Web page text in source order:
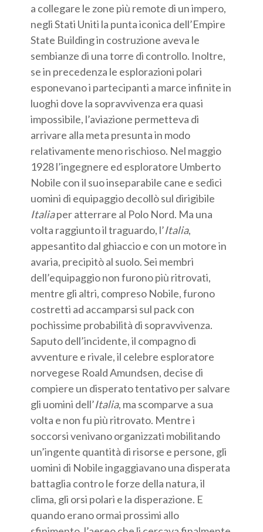
a collegare le zone più remote di un impero,
negli Stati Uniti la punta iconica dell’Empire
State Building in costruzione aveva le
sembianze di una torre di controllo. Inoltre,
se in precedenza le esplorazioni polari
esponevano i partecipanti a marce infinite in
luoghi dove la sopravvivenza era quasi
impossibile, l’aviazione permetteva di
arrivare alla meta presunta in modo
relativamente meno rischioso. Nel maggio
1928 l’ingegnere ed esploratore Umberto
Nobile con il suo inseparabile cane e sedici
uomini di equipaggio decollò sul dirigibile
Italiaper atterrare al Polo Nord. Ma una
volta raggiunto il traguardo, l’Italia,
appesantito dal ghiaccio e con un motore in
avaria, precipitò al suolo. Sei membri
dell’equipaggio non furono più ritrovati,
mentre gli altri, compreso Nobile, furono
costretti ad accamparsi sul pack con
pochissime probabilità di sopravvivenza.
Saputo dell’incidente, il compagno di
avventure e rivale, il celebre esploratore
norvegese Roald Amundsen, decise di
compiere un disperato tentativo per salvare
gli uomini dell’Italia, ma scomparve a sua
volta e non fu più ritrovato. Mentre i
soccorsi venivano organizzati mobilitando
un’ingente quantità di risorse e persone, gli
uomini di Nobile ingaggiavano una disperata
battaglia contro le forze della natura, il
clima, gli orsi polari e la disperazione. E
quando erano ormai prossimi allo